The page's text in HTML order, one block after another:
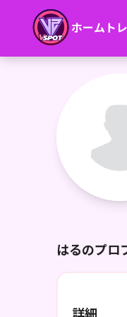
ホーム ト
はる
はるのプロ